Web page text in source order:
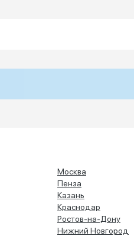
Москва
Пенза
Казань
Краснодар
Ростов-на-Дону
Нижний Новгород